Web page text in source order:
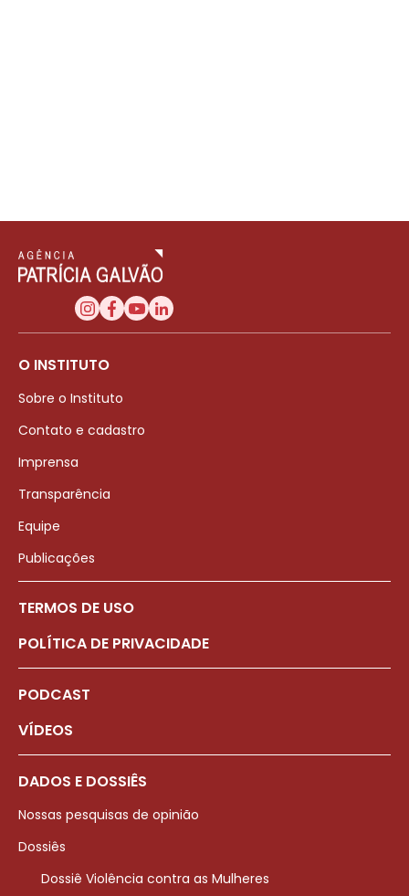
O INSTITUTO
Sobre o Instituto
Contato e cadastro
Imprensa
Transparência
Equipe
Publicações
TERMOS DE USO
POLÍTICA DE PRIVACIDADE
PODCAST
VÍDEOS
DADOS E DOSSIÊS
Nossas pesquisas de opinião
Dossiês
Dossiê Violência contra as Mulheres